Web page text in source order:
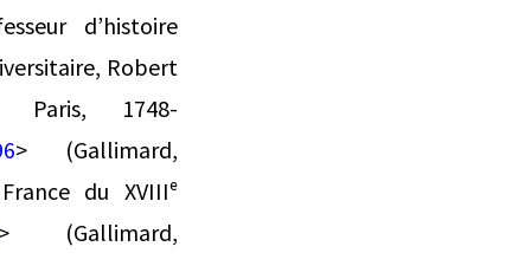
d’histoire
Robert
Paris, 1748-
> (Gallimard,
du XVIIIᵉ
> (Gallimard,